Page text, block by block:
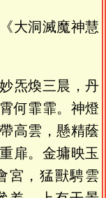
大洞滅魔神慧
炁煥三晨，丹
何霏霏。神燈
高雲，懸精蔭
扉。金墉映玉
宮，猛獸騁雲